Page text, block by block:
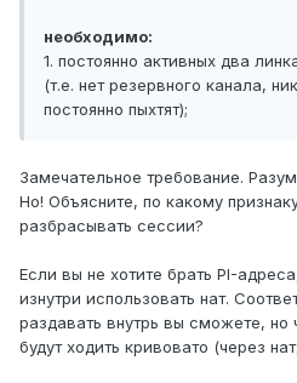
необходимо:
1. постоянно активных два
(т.е. нет резервного канала,
постоянно пыхтят);
Замечательное требование.
Но! Объясните, по какому
разбрасывать сессии?
Если вы не хотите брать PI-
изнутри использовать нат.
раздавать внутрь вы сможете, но
будут ходить кривовато (через